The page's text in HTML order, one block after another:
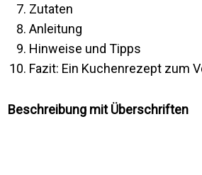
Zutaten
Anleitung
Hinweise und Tipps
Fazit: Ein Kuchenrezept zum
Beschreibung mit Überschriften